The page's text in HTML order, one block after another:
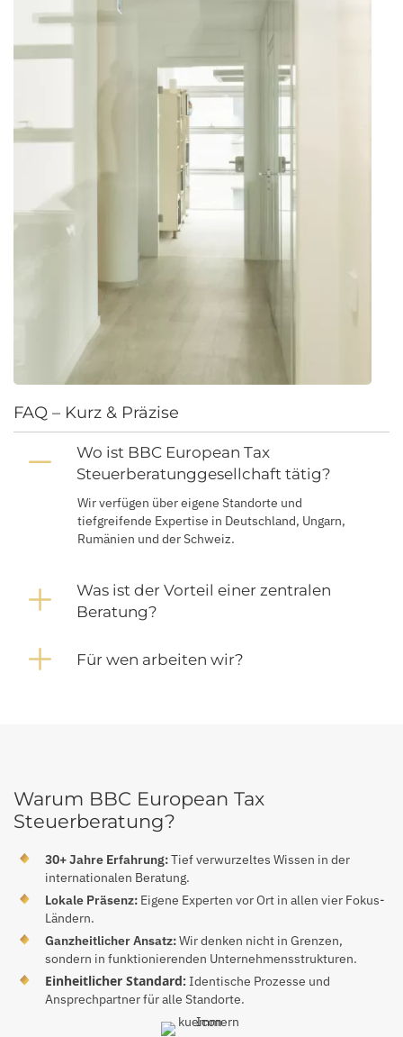
FAQ – Kurz & Präzise
Collapse
Wo ist BBC European Tax
Steuerberatunggesellchaft tätig?
Wir verfügen über eigene Standorte und
tiefgreifende Expertise in Deutschland, Ungarn,
Rumänien und der Schweiz.
Expand
Was ist der Vorteil einer zentralen
Beratung?
Expand
Für wen arbeiten wir?
Warum BBC European Tax
Steuerberatung?
30+ Jahre Erfahrung:Tief verwurzeltes Wissen in der
internationalen Beratung.
Lokale Präsenz: Eigene Experten vor Ort in allen vier Fokus-
Ländern.
Ganzheitlicher Ansatz:Wir denken nicht in Grenzen,
sondern in funktionierenden Unternehmensstrukturen.
Einheitlicher Standard: Identische Prozesse und
Ansprechpartner für alle Standorte.